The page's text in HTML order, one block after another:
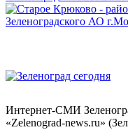
Интернет-СМИ
«Zelenograd-news.ru»